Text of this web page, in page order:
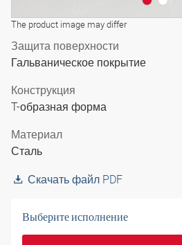
The product image may differ
Защита поверхности
Гальваническое покрытие
Конструкция
T-образная форма
Материал
Сталь
Скачать файл PDF
Выберите исполнение